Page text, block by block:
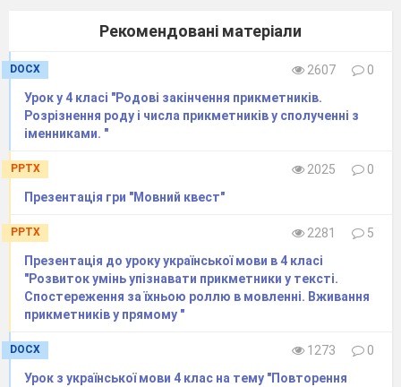
Господар.
Все приготувати,
Бо вже пора вечорниці
Всім нам починати.
ліпили.
Ось наліпимо вареничків,
Та й запросимо до нас в гості
Хлопчиків гарненьких.
Господар.
Щоб вони разом із нами
Та на вечорницях
Нас розвеселяли.
Рекомендовані матеріали
DOCX 2607
0
Урок у 4 класі "Родові закінчення прикметників.
Розрізнення роду і числа прикметників у сполученні з
іменниками. "
PPTX 2025
0
Презентація гри "Мовний квест"
PPTX 2281
5
Презентація до уроку української мови в 4 класі
"Розвиток умінь упізнавати прикметники у тексті.
Спостереження за їхньою роллю в мовленні. Вживання
прикметників у прямому "
DOCX 1273
0
Урок з української мови 4 клас на тему "Повторення